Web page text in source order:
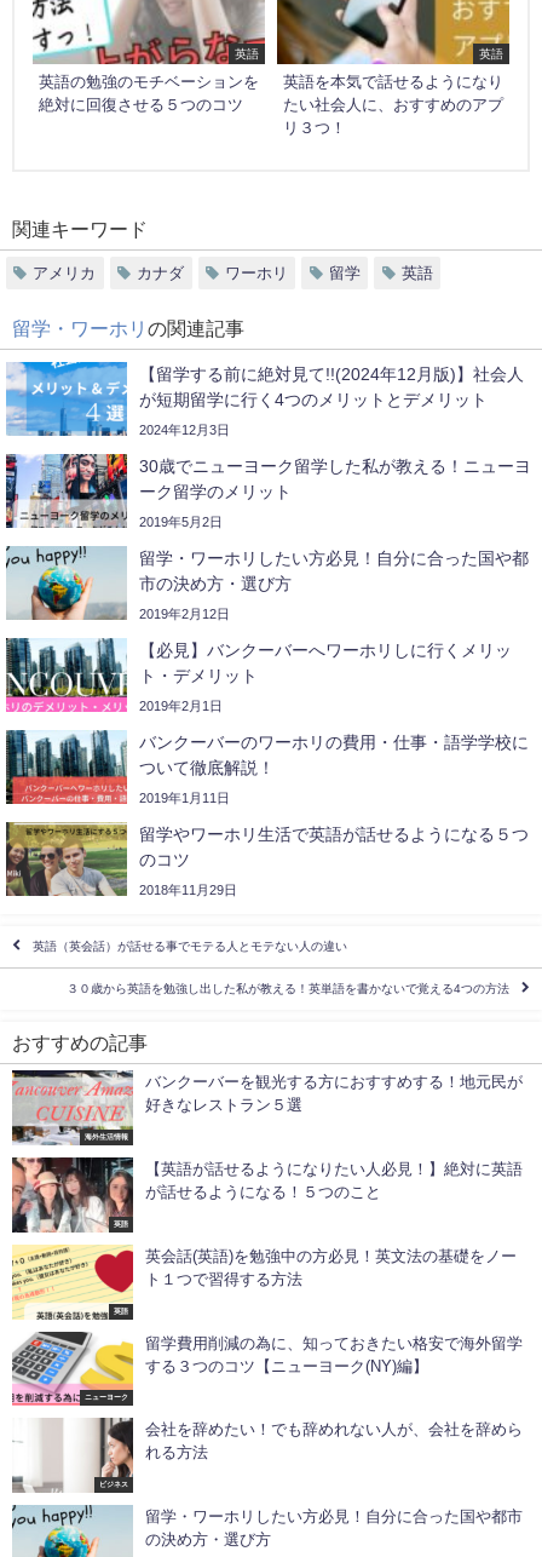
英語
英語の勉強のモチベーションを
絶対に回復させる５つのコツ
英語
英語を本気で話せるようになり
たい社会人に、おすすめのアプ
リ３つ！
関連キーワード
アメリカ カナダ ワーホリ 留学 英語
留学・ワーホリ の関連記事
【留学する前に絶対見て!!(2024年12月版)】社会人
が短期留学に行く4つのメリットとデメリット
2024年12月3日
30歳でニューヨーク留学した私が教える！ニューヨ
ーク留学のメリット
2019年5月2日
留学・ワーホリしたい方必見！自分に合った国や都
市の決め方・選び方
2019年2月12日
【必見】バンクーバーへワーホリしに行くメリッ
ト・デメリット
2019年2月1日
バンクーバーのワーホリの費用・仕事・語学学校に
ついて徹底解説！
2019年1月11日
留学やワーホリ生活で英語が話せるようになる５つ
のコツ
2018年11月29日
英語（英会話）が話せる事でモテる人とモテない人の違い
３０歳から英語を勉強し出した私が教える！英単語を書かないで覚える4つの方法
おすすめの記事
海外生活情報
バンクーバーを観光する方におすすめする！地元民が
好きなレストラン５選
英語
【英語が話せるようになりたい人必見！】絶対に英語
が話せるようになる！５つのこと
英語
英会話(英語)を勉強中の方必見！英文法の基礎をノー
ト１つで習得する方法
ニューヨーク
留学費用削減の為に、知っておきたい格安で海外留学
する３つのコツ【ニューヨーク(NY)編】
ビジネス
会社を辞めたい！でも辞めれない人が、会社を辞めら
れる方法
留学・ワーホリしたい方必見！自分に合った国や都市
の決め方・選び方